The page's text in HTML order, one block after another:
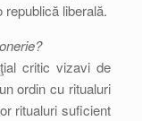
liberală.
critic vizavi de
ordin cu ritualuri
ritualuri suficient